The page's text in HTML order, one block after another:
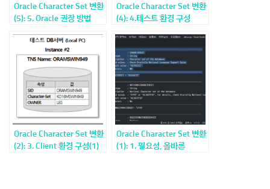
Oracle Character Set 변환
(5): 5. Oracle 권장 방법
Oracle Character Set 변환
(4): 4.테스트 환경 구성
Oracle Character Set 변환
(2): 3. Client 환경 구성(1)
Oracle Character Set 변환
(1): 1. 필요성, 올바른